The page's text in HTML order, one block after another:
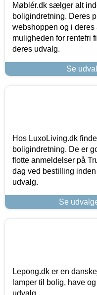
Møblér.dk sælger alt
boligindretning. Deres
webshoppen og i deres
muligheden for rentefri
deres udvalg.
Se
Hos LuxoLiving.dk
boligindretning. De er
flotte anmeldelser på
dag ved bestilling
udvalg.
Se
Lepong.dk er en
lamper til bolig, have
udvalg.